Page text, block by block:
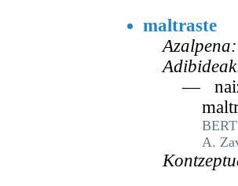
maltraste
Azalpena:
— naiz
A.